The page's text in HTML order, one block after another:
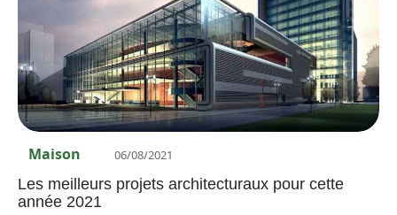
Maison 06/08/2021
Les meilleurs projets architecturaux pour cette
année 2021